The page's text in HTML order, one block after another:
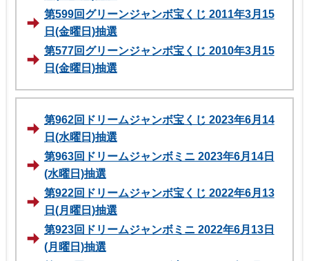
第599回グリーンジャンボ宝くじ 2011年3月15
日(金曜日)抽選
第577回グリーンジャンボ宝くじ 2010年3月15
日(金曜日)抽選
第962回ドリームジャンボ宝くじ 2023年6月14
日(水曜日)抽選
第963回ドリームジャンボミニ 2023年6月14日
(水曜日)抽選
第922回ドリームジャンボ宝くじ 2022年6月13
日(月曜日)抽選
第923回ドリームジャンボミニ 2022年6月13日
(月曜日)抽選